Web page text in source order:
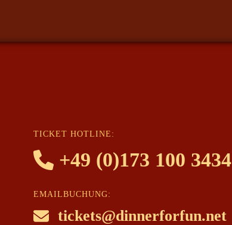
TICKET HOTLINE:
+49 (0)173 100 3434
EMAILBUCHUNG:
tickets@dinnerforfun.net